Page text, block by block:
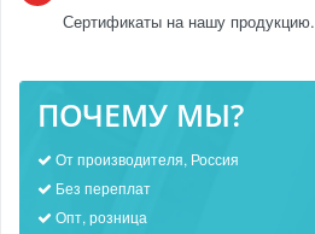
Сертификаты на нашу продукцию.
ПОЧЕМУ МЫ?
От производителя, Россия
Без переплат
Опт, розница